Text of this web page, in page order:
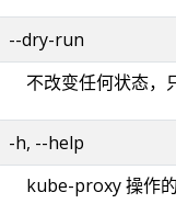
--dry-run
不改变任何状态，
-h, --help
kube-proxy 操作的